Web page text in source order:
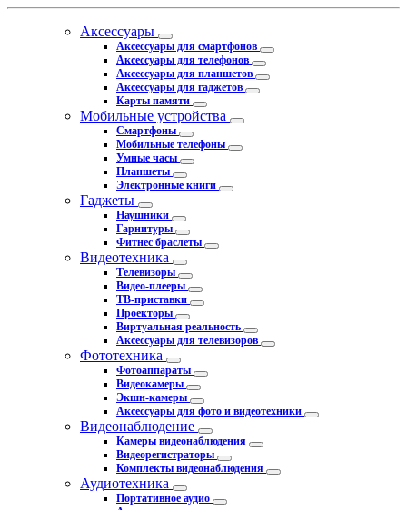
Аксессуары
Аксессуары для смартфонов
Аксессуары для телефонов
Аксессуары для планшетов
Аксессуары для гаджетов
Карты памяти
Мобильные устройства
Смартфоны
Мобильные телефоны
Умные часы
Планшеты
Электронные книги
Гаджеты
Наушники
Гарнитуры
Фитнес браслеты
Видеотехника
Телевизоры
Видео-плееры
ТВ-приставки
Проекторы
Виртуальная реальность
Аксессуары для телевизоров
Фототехника
Фотоаппараты
Видеокамеры
Экшн-камеры
Аксессуары для фото и видеотехники
Видеонаблюдение
Камеры видеонаблюдения
Видеорегистраторы
Комплекты видеонаблюдения
Аудиотехника
Портативное аудио